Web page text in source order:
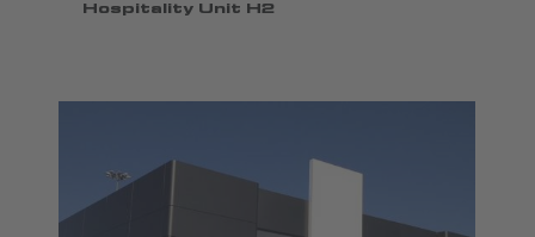
Hospitality Unit H2